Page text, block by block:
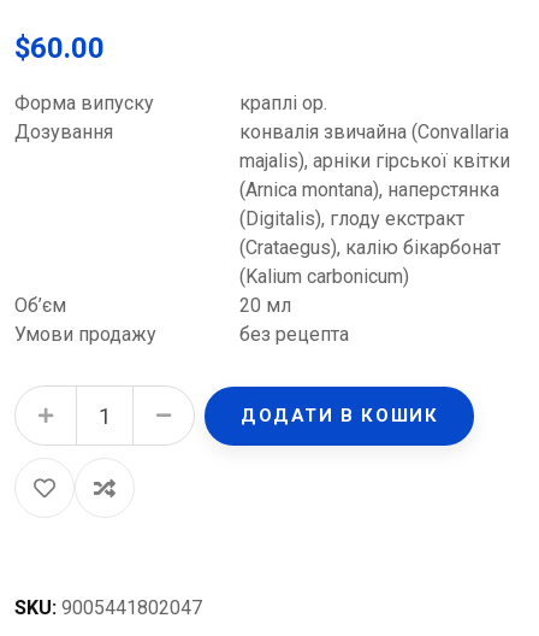
$60.00
Форма випуску
краплі ор.
Дозування
конвалія звичайна (Convallarіa
majalіs), арніки гірської квітки
(Arnіca montana), наперстянка
(Dіgіtalіs), глоду екстракт
(Crataegus), калію бікарбонат
(Kalіum carbonіcum)
Об’єм
20 мл
Умови продажу
без рецепта
Пумпан краплі ор. по 20 мл у флак.-крап. quantity
ДОДАТИ В КОШИК
SKU: 9005441802047